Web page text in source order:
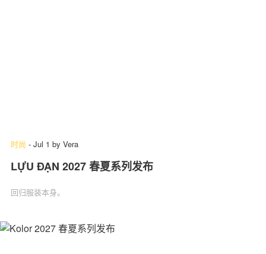
时尚 - Jul 1 by Vera
LỰU ĐẠN 2027 春夏系列发布
回归服装本身。